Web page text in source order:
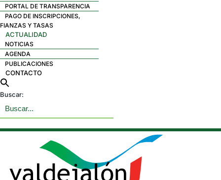
PORTAL DE TRANSPARENCIA
PAGO DE INSCRIPCIONES,
FIANZAS Y TASAS
ACTUALIDAD
NOTICIAS
AGENDA
PUBLICACIONES
CONTACTO
Buscar: